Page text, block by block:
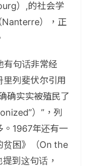
）,的社会学
Nanterre），正
有句话非常经
列斐伏尔引用
确实实被殖民了
）”，列
1967年还有一
贫困》（On the
到这句话，